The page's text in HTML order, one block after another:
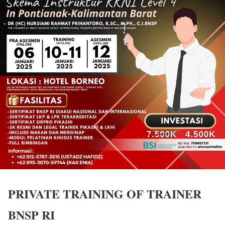
PRIVATE TRAINING OF TRAINER
BNSP RI